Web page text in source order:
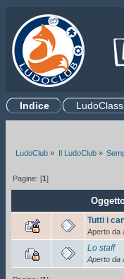
Indice
.
LudoClub » Il LudoClub»
Pagine: [1]
Tutti i
Aperto da
Lo staff
Aperto da